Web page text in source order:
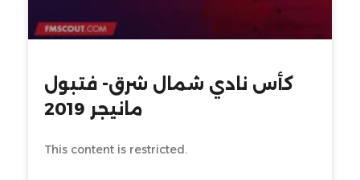
كأس نادي شمال شرق- فتبول
مانيجر 2019
This content is restricted.